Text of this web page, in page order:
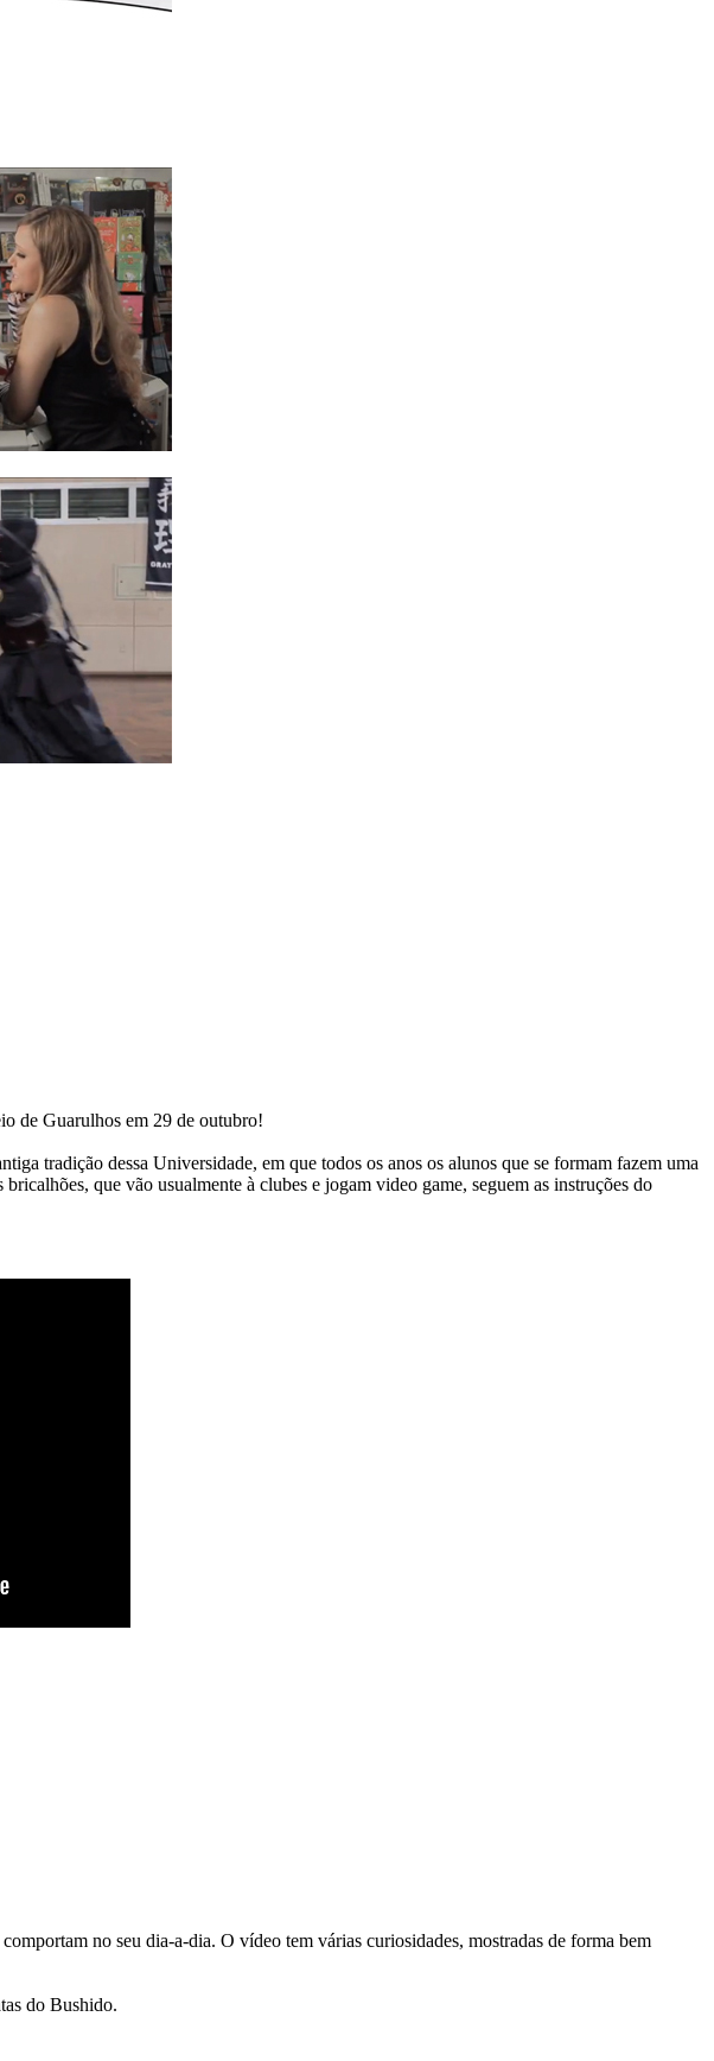
de Guarulhos em 29 de outubro!
tradição dessa Universidade, em que todos os anos os alunos que se formam fazem uma
bricalhões, que vão usualmente à clubes e jogam video game, seguem as instruções do
no seu dia-a-dia. O vídeo tem várias curiosidades, mostradas de forma bem
do Bushido.